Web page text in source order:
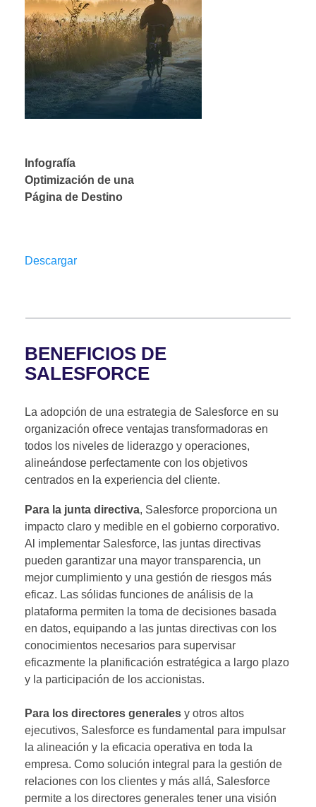
Infografía
Optimización de una
Página de Destino
Descargar
BENEFICIOS DE
SALESFORCE
La adopción de una estrategia de Salesforce en su
organización ofrece ventajas transformadoras en
todos los niveles de liderazgo y operaciones,
alineándose perfectamente con los objetivos
centrados en la experiencia del cliente.
Para la junta directiva, Salesforce proporciona un
impacto claro y medible en el gobierno corporativo.
Al implementar Salesforce, las juntas directivas
pueden garantizar una mayor transparencia, un
mejor cumplimiento y una gestión de riesgos más
eficaz. Las sólidas funciones de análisis de la
plataforma permiten la toma de decisiones basada
en datos, equipando a las juntas directivas con los
conocimientos necesarios para supervisar
eficazmente la planificación estratégica a largo plazo
y la participación de los accionistas.
Para los directores generales y otros altos
ejecutivos, Salesforce es fundamental para impulsar
la alineación y la eficacia operativa en toda la
empresa. Como solución integral para la gestión de
relaciones con los clientes y más allá, Salesforce
permite a los directores generales tener una visión